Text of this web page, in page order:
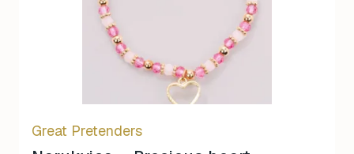
Great Pretenders